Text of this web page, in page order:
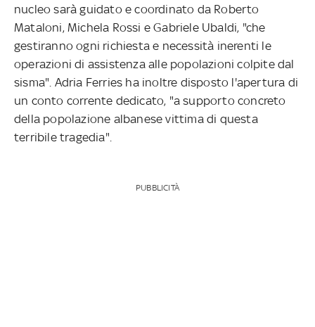
nucleo sarà guidato e coordinato da Roberto
Mataloni, Michela Rossi e Gabriele Ubaldi, "che
gestiranno ogni richiesta e necessità inerenti le
operazioni di assistenza alle popolazioni colpite dal
sisma". Adria Ferries ha inoltre disposto l'apertura di
un conto corrente dedicato, "a supporto concreto
della popolazione albanese vittima di questa
terribile tragedia".
PUBBLICITÀ